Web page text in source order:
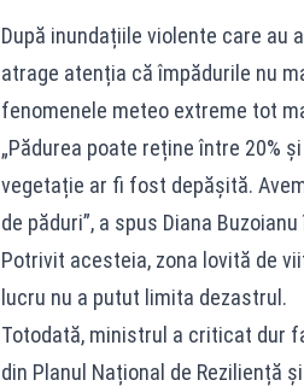
După inundațiile violente care
atrage atenția că împădurile nu
fenomenele meteo extreme tot
„Pădurea poate reține între 20%
vegetație ar fi fost depășită.
de păduri”, a spus Diana
Potrivit acesteia, zona lovită de
lucru nu a putut limita dezastrul.
Totodată, ministrul a criticat dur
din Planul Național de Reziliență